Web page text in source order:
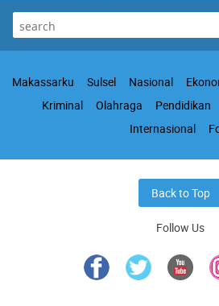
Makassarku Sulsel Nasional
Kriminal
Olahraga Pendidikan
Internasional
Back to Top
Follow Us